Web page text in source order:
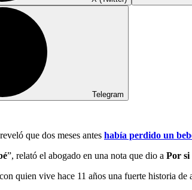
Telegram
reveló que dos meses antes había perdido un
”, relató el abogado en una nota que dio a Por si
quien vive hace 11 años una fuerte historia de